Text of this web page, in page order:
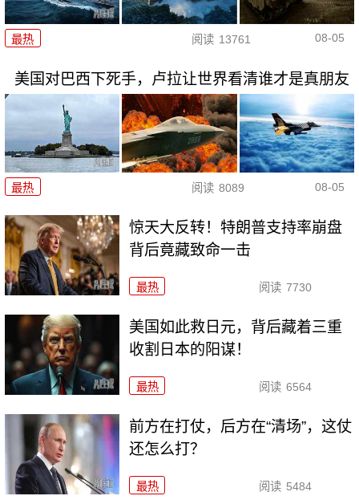
最热 阅读 13761 08-05
美国对巴西下死手，卢拉让世界看清谁才是真朋友
最热 阅读 8089 08-05
惊天大反转！特朗普支持率崩盘
背后竟藏致命一击
最热 阅读 7730
美国如此救日元，背后藏着三重
收割日本的阳谋！
最热 阅读 6564
前方在打仗，后方在“清场”，这仗
还怎么打？
最热 阅读 5484